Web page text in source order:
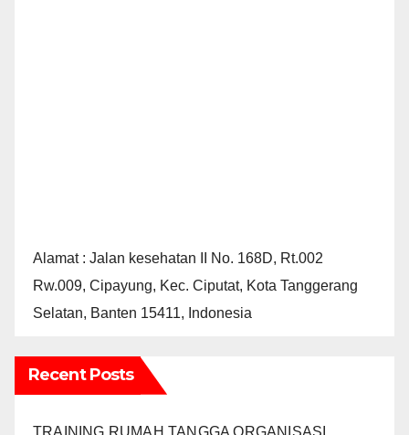
Alamat : Jalan kesehatan II No. 168D, Rt.002
Rw.009, Cipayung, Kec. Ciputat, Kota Tanggerang
Selatan, Banten 15411, Indonesia
Recent Posts
TRAINING RUMAH TANGGA ORGANISASI